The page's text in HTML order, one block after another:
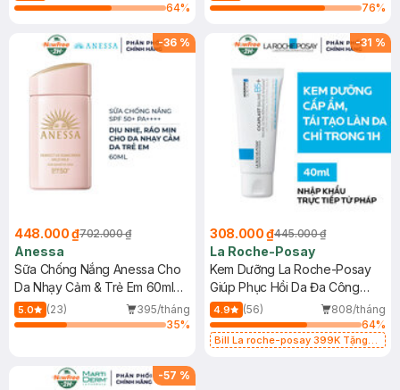
64%
76%
-36 %
448.000 ₫702.000 ₫
Anessa
Sữa Chống Nắng Anessa Cho
Da Nhạy Cảm & Trẻ Em 60ml
(Mới)
5.0 (23)
395/tháng
35%
-31 %
308.000 ₫445.000 ₫
La Roche-Posay
Kem Dưỡng La Roche-Posay
Giúp Phục Hồi Da Đa Công
Dụng 40ml
4.9 (56)
808/tháng
64%
Bill La roche-posay 399K Tặng
-57 %